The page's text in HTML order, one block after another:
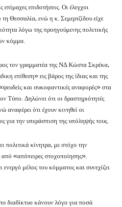
επιδοτήσεις. Οι έλεγχοι
Θεσσαλία, ενώ η κ. Σεμερτζίδου είχε
λόγω της προηγούμενης πολιτικής
κόμμα.
τον γραμματέα της ΝΔ Κώστα Σκρέκα,
επίθεση» εις βάρος της ίδιας και της
και συκοφαντικές αναφορές» στα
Τύπο. Δηλώνει ότι οι δραστηριότητές
αναφέρει ότι έχουν κινηθεί οι
για την υπεράσπιση της υπόληψής τους.
πολιτικά κίνητρα, με στόχο την
«απόπειρες στοχοποίησης».
μέλος του κόμματος και συνεχίζει
διαδίκτυο κάνουν λόγο για ποσά